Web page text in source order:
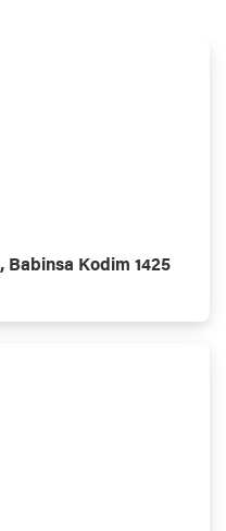
Babinsa Kodim 1425